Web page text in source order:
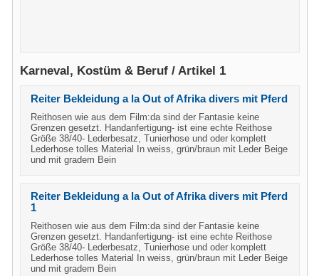
Karneval, Kostüm & Beruf / Artikel 1
Reiter Bekleidung a la Out of Afrika divers mit Pferd
Reithosen wie aus dem Film:da sind der Fantasie keine
Grenzen gesetzt. Handanfertigung- ist eine echte Reithose
Größe 38/40- Lederbesatz, Tunierhose und oder komplett
Lederhose tolles Material In weiss, grün/braun mit Leder Beige
und mit gradem Bein
Reiter Bekleidung a la Out of Afrika divers mit Pferd
1
Reithosen wie aus dem Film:da sind der Fantasie keine
Grenzen gesetzt. Handanfertigung- ist eine echte Reithose
Größe 38/40- Lederbesatz, Tunierhose und oder komplett
Lederhose tolles Material In weiss, grün/braun mit Leder Beige
und mit gradem Bein